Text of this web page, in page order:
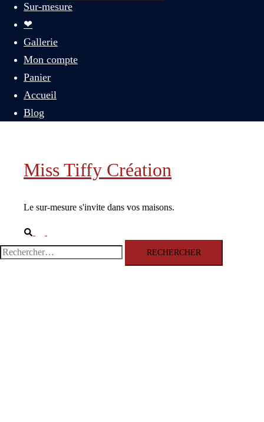
Sur-mesure
❤
Gallerie
Mon compte
Panier
Accueil
Blog
Miss Tiffy Création
Le sur-mesure s'invite dans vos maisons.
Rechercher
le
menu
Rechercher :